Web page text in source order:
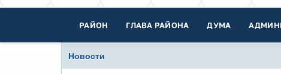
РАЙОН ГЛАВА РАЙОНА ДУМА
Новости